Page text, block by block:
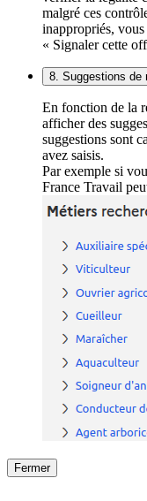
malgré ces
inappropriés,
« Signaler cette
8. Suggestions de
En fonction de la
afficher des
suggestions sont
avez saisis.
Par exemple si
France Travail
Fermer